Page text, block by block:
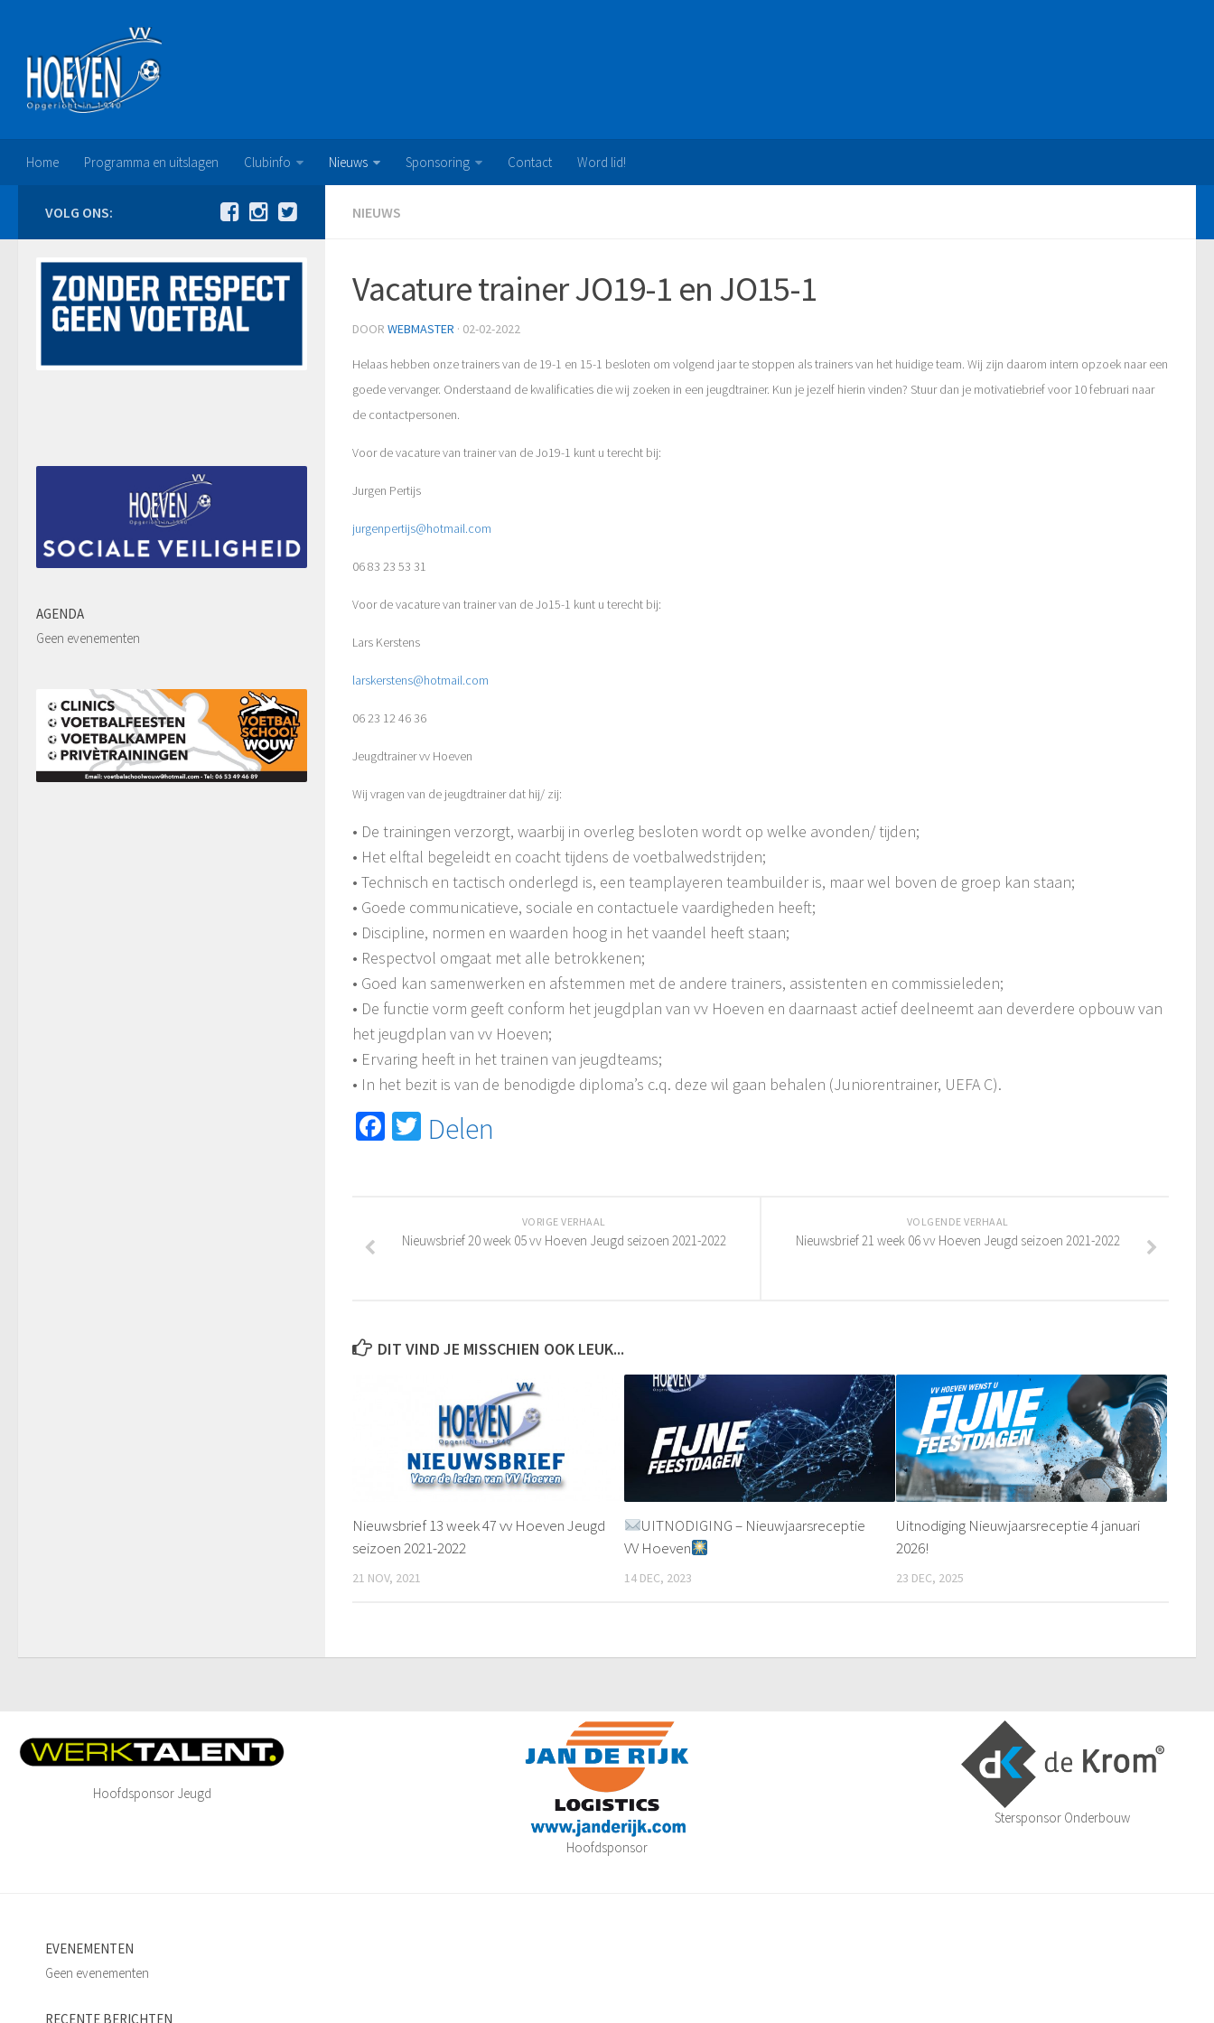
Home Programma en uitslagen Clubinfo Nieuws Sponsoring Contact Word lid!
NIEUWS
Vacature trainer JO19-1 en JO15-1
DOOR WEBMASTER · 02-02-2022
Helaas hebben onze trainers van de 19-1 en 15-1 besloten om volgend jaar te stoppen als trainers van het huidige team. Wij zijn daarom intern opzoek naareen
goede vervanger. Onderstaand de kwalificaties die wij zoeken in een jeugdtrainer. Kun je jezelf hierin vinden? Stuur dan je motivatiebriefvoor 10 februari naar
de contactpersonen.
Voor de vacature van trainer van de Jo19-1 kunt u terecht bij:
Jurgen Pertijs
jurgenpertijs@hotmail.com
06 83 23 53 31
Voor de vacature van trainer van de Jo15-1 kunt u terecht bij:
Lars Kerstens
larskerstens@hotmail.com
06 23 12 46 36
Jeugdtrainervv Hoeven
Wij vragen van de jeugdtrainer dat hij/ zij:
• De trainingen verzorgt, waarbij in overleg besloten wordt op welke avonden/ tijden;
• Het elftal begeleidt en coacht tijdens de voetbalwedstrijden;
• Technisch en tactisch onderlegd is, een teamplayeren teambuilder is, maar wel boven de groep kan staan;
• Goede communicatieve, sociale en contactuele vaardigheden heeft;
• Discipline, normen en waarden hoog in het vaandel heeft staan;
• Respectvol omgaat met alle betrokkenen;
• Goed kan samenwerken en afstemmen met de andere trainers, assistenten en commissieleden;
• De functie vorm geeft conform het jeugdplan van vv Hoeven en daarnaast actief deelneemt aan deverdere opbouw van
het jeugdplan van vv Hoeven;
• Ervaring heeft in het trainen van jeugdteams;
• In het bezit is van de benodigde diploma’s c.q. deze wil gaan behalen (Juniorentrainer, UEFA C).
Facebook
Twitter
Delen
VOLGENDE VERHAAL
Nieuwsbrief 21 week 06 vv Hoeven Jeugd seizoen 2021-2022
VORIGE VERHAAL
Nieuwsbrief 20 week 05 vv Hoeven Jeugd seizoen 2021-2022
DIT VIND JE MISSCHIEN OOK LEUK...
Nieuwsbrief 13 week 47 vv Hoeven Jeugd
seizoen 2021-2022
21 NOV, 2021
UITNODIGING – Nieuwjaarsreceptie
VV Hoeven
14 DEC, 2023
Uitnodiging Nieuwjaarsreceptie 4 januari
2026!
23 DEC, 2025
VOLG ONS:
AGENDA
Geen evenementen
Hoofdsponsor Jeugd
Hoofdsponsor
Stersponsor Onderbouw
EVENEMENTEN
Geen evenementen
RECENTE BERICHTEN